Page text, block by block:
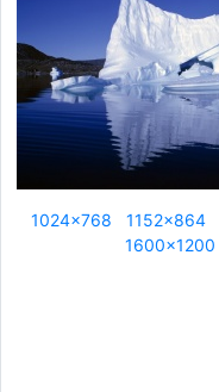
1024x768 1152x864
1600x1200